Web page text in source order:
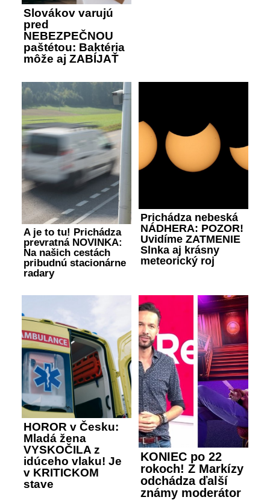
Slovákov varujú
pred
NEBEZPEČNOU
paštétou: Baktéria
môže aj ZABÍJAŤ
A je to tu! Prichádza
prevratná NOVINKA:
Na našich cestách
pribudnú stacionárne
radary
Prichádza nebeská
NÁDHERA: POZOR!
Uvidíme ZATMENIE
Slnka aj krásny
meteorický roj
HOROR v Česku:
Mladá žena
VYSKOČILA z
idúceho vlaku! Je
v KRITICKOM
stave
KONIEC po 22
rokoch! Z Markízy
odchádza ďalší
známy moderátor